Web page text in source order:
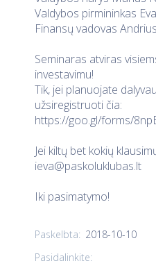
Valdybos pirmininkas
Finansų vadovas
Seminaras atviras
investavimu!
Tik, jei planuojate
užsiregistruoti čia:
https://goo.gl/forms/
Jei kiltų bet kokių
ieva@paskoluklubas.lt
Iki pasimatymo!
Paskelbta: 2018-10-10
Pasidalinkite: